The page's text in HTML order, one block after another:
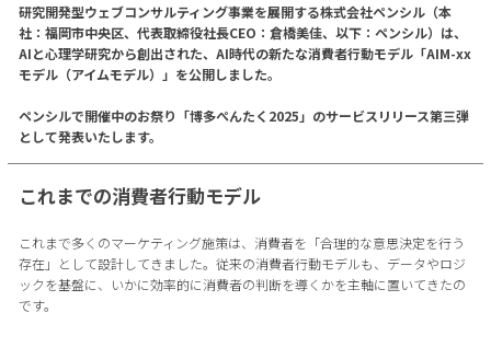
研究開発型ウェブコンサルティング事業を展開する株式会社ペンシル（本
社：福岡市中央区、代表取締役社長CEO：倉橋美佳、以下：ペンシル）は、
AIと心理学研究から創出された、AI時代の新たな消費者行動モデル「AIM-xx
モデル（アイムモデル）」を公開しました。
ペンシルで開催中のお祭り「博多ぺんたく2025」のサービスリリース第三弾
として発表いたします。
これまでの消費者行動モデル
これまで多くのマーケティング施策は、消費者を「合理的な意思決定を行う
存在」として設計してきました。従来の消費者行動モデルも、データやロジ
ックを基盤に、いかに効率的に消費者の判断を導くかを主軸に置いてきたの
です。